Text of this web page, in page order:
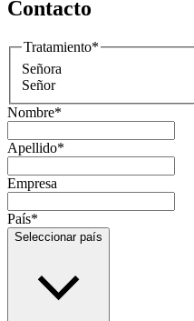
Contacto
Tratamiento*
Señora
Señor
Nombre*
Apellido*
Empresa
País*
Seleccionar país